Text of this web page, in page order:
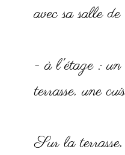
avec sa salle
- à l'étage : un
terrasse, une
Sur la terrasse,